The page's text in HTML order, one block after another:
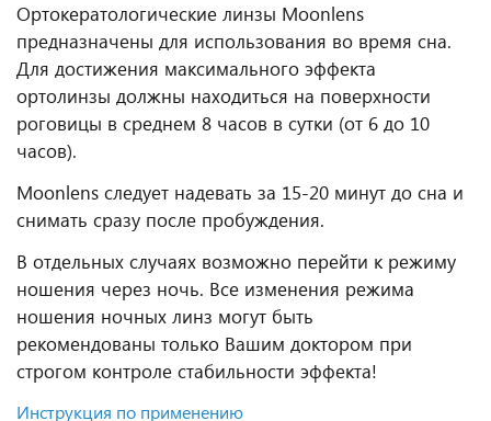
Ортокератологические линзы Moonlens
предназначены для использования во время сна.
Для достижения максимального эффекта
ортолинзы должны находиться на поверхности
роговицы в среднем 8 часов в сутки (от 6 до 10
часов).
Moonlens следует надевать за 15-20 минут до сна и
снимать сразу после пробуждения.
В отдельных случаях возможно перейти к режиму
ношения через ночь. Все изменения режима
ношения ночных линз могут быть
рекомендованы только Вашим доктором при
строгом контроле стабильности эффекта!
Инструкция по применению